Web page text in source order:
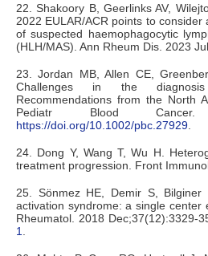
22. Shakoory B, Geerlinks AV,
2022 EULAR/ACR points to
of suspected haemophagocytic
(HLH/MAS). Ann Rheum Dis. 2023
23. Jordan MB, Allen CE,
Challenges in the diagnosis
Recommendations from the North
Pediatr Blood Cancer.
https://doi.org/10.1002/pbc.27929
24. Dong Y, Wang T, Wu H.
treatment progression. Front
25. Sönmez HE, Demir S,
activation syndrome: a single
Rheumatol. 2018 Dec;37(12):3329-
1